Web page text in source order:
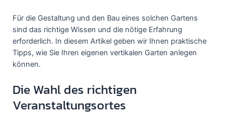
Für die Gestaltung und den Bau eines solchen Gartens
sind das richtige Wissen und die nötige Erfahrung
erforderlich. In diesem Artikel geben wir Ihnen praktische
Tipps, wie Sie Ihren eigenen vertikalen Garten anlegen
können.
Die Wahl des richtigen
Veranstaltungsortes